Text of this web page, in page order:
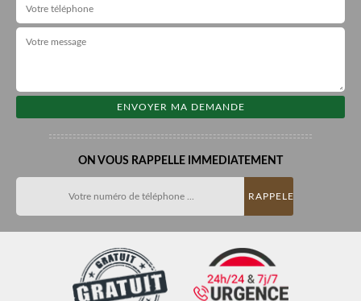
ON VOUS RAPPELLE IMMEDIATEMENT